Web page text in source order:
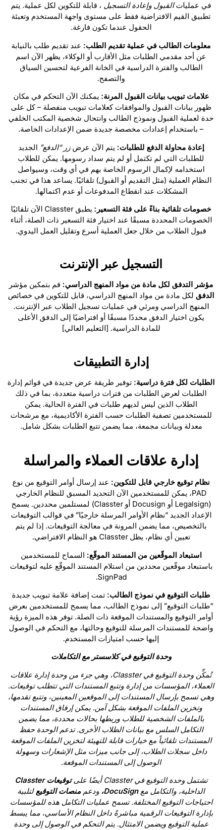
في عملياتالقبول وإعادة التسجيل ، قابلة للتكوين لكل عملية. يتم
تطبيق القيم الافتراضية فقط على مستوى واجهة المستخدم وتعبئة
الحقول عندما تكون فارغة.
معلومات الطالب في عملية تقديم الطلب: عند تقديم طلب بالنيابة
عن أحد مقدمي الطلبات مثل الأقارب أو الوكلاء، يظهر الآن اسم
الطالب والفترة الدراسية في الخانة الفرعية لتحسين السياق
والتصفح.
علامات تبويب بيانات القبول المرنة: يمكنك الآن التحكم في مكان
ظهور بيانات القبول والموافقات كعلامات تبويب منفصلة – كل على
حدة لعملية القبول ونموذج الطالب وانتحال شخصية المكتب الخلفي
– باستخدام إعدادات مخصصة جديدة ضمن الإعدادات الخاصة.
إعادة محاولة الدفع للطلبات: يتم الآن عرضزر “الدفع” الجديد
للطلبات التي لم تكتمل أو لم يتم سداد رسومها. يمكن للطلاب
استخدامه لإكمال الرسوم الخاصة بهم في أي وقت، وسيواصل
النظام العملية (مثل التقديم أو القبول) تلقائيًا. يساعد هذا في تجنب
المشكلات عند انقطاع المدفوعات أو عدم اكتمالها.
خصومات تلقائية بناءً على فئة التسعير:
يطبق Classter الآن تلقائيًا
الخصومات المحددة مسبقًا عند اختيار فئة التسعير ذات الصلة، أثناء
قبول الطلاب من خلال جعل العملية أسرع وتقليل العمل اليدوي.
التسجيل عبر الإنترنت
مؤشر التدفق لكل مادة من مواد المنهج الدراسي: قم بتمكين مؤشر
الدفق لكل مادة من مواد المنهج الدراسي، قابل للتكوين في خصائص
المنهج الدراسي ومرئي في عمليات تسجيل الطلاب عبر الإنترنت.
يكون اختيار الدفق محددًا مسبقًا أو افتراضيًا إلى الدفق الأعلى
للمادة الدراسية. [التعليم العالي]
إدارة التطبيقات
الطلبات لكل فترة دراسية: توفير طريقة عرض جديدة في قوائم إدارة
الطلبات لعرض الطلبات من فترات دراسية متعددة، بما في ذلك
الطلاب الذين ليس لديهم طلبات في الفترة الحالية. يمكن
للمستخدمين تصفية الطلبات حسب الفترة الأكاديمية، مع مرشحات
معدلة وبيانات مجمعة، مما يضمن تتبع الطلبات بشكل شامل.
إدارة علاقات العملاء والمراسلة
نظام توقيع خارجي قابل للتكوين: عند إرسال أوامر التوقيع من نوع
PAD، يمكن للمستخدمين الآن التحديد المسبق للنظام الخارجي
(Legalsign أو Docusign أو Classter) لمستلمين محددين. يسمح
الإعداد الجديد “نظام الأوامر المرسلة خارجيًا” في قوالب التوقيعات
بالتخصيص، مما يضمن المرونة في معالجة التوقيعات. إذا لم يتم
تعيين أي نظام، يظل Classter هو النظام الافتراضي.
استبعاد الموقّعين من المستند الموقّع: السماح للمستخدمين
باستبعاد موقّعين محددين من استلام المستند الموقّع عليه لتوقيعات
SignPad.
طلبات التوقيع في نموذج الطالب: تمت إضافة علامة تبويب جديدة
“طلبات التوقيع” إلى نموذج الطالب، مما يسمح للمستخدمين بعرض
أوامر التوقيع والمستندات الموقعة ذات الصلة. توفر هذه الميزة رؤية
واضحة للمستندات المرسلة للتوقيع وحالتها، مع التحكم في الوصول
إليها حسب امتيازات المستخدم.
وحدة التوقيع في كلاسستر مع التكاملات
تُمكِّن وحدة التوقيع في Classter، وهي جزء من وحدة إدارة علاقات
العملاء، المؤسسات من إدارة وتتبع المستندات التي تتطلب توقيعات.
وهي تسمح بإرسال المستندات إلى الموقعين المعينين، وتتبع تقدمها،
وتخزين الملفات الموقعة بشكل آمن. يمكن إرفاق المستندات
بالملفات الشخصية للطلاب وربطها بحالات محددة، مما يضمن
التكامل السلس مع بيانات الطلاب الأخرى. تدعم الوحدة حفظ
المستندات تلقائياً مع خيارات قابلة للتهيئة لتخزين الملفات الموقعة
داخل سجلات الطلاب، إلى جانب ميزات مثل الإشعارات وسهولة
الوصول إلى المستندات الموقعة.
تشتمل وحدة التوقيع في Classter أيضًا على
توقيعات Classter
الداخلية، والتكامل معDocuSign، ودعم منصات التوقيع لتلبية
احتياجات التوقيع المختلفة. تسمح عمليات التكامل هذه للمؤسسات
بإدارة التوقيعات الرقمية مباشرةً داخل النظام الأساسي، مما يبسط
عملية التوقيع ويضمن الامتثال. يتم التحكم في الوصول إلى وحدة